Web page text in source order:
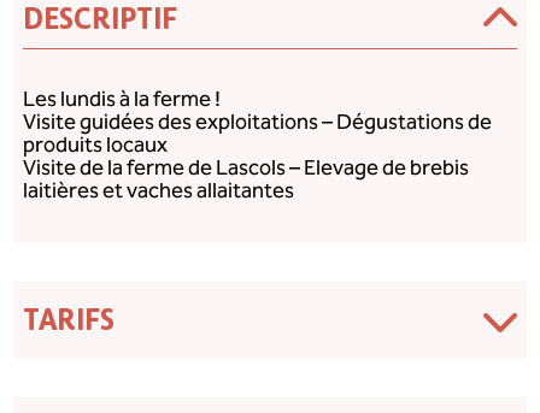
DESCRIPTIF
Les lundis à la ferme !
Visite guidées des exploitations – Dégustations de
produits locaux
Visite de la ferme de Lascols – Elevage de brebis
laitières et vaches allaitantes
TARIFS